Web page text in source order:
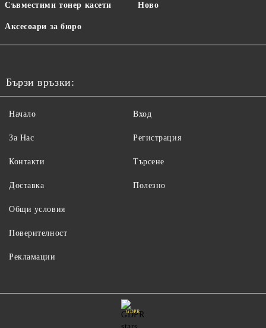
Съвместими тонер касети
Аксесоари за бюро
Ново
Бързи връзки:
Начало
За Нас
Контакти
Доставка
Вход
Регистрация
Търсене
Полезно
Общи условия
Поверителност
Рекламации
GDPR